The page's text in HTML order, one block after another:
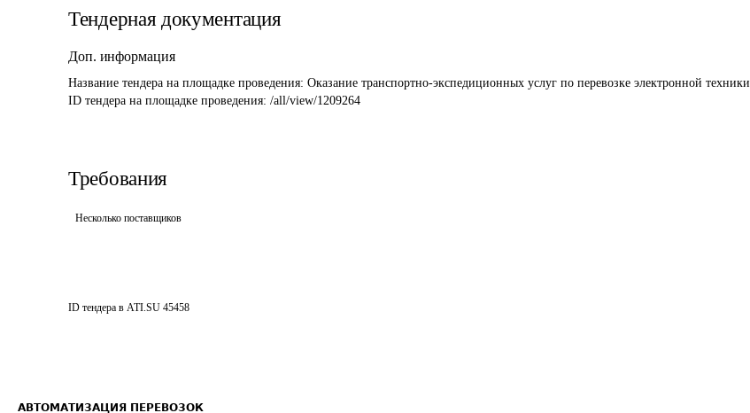
Тендерная документация
Доп. информация
Название тендера на площадке проведения: Оказание транспортно-экспедиционных услуг по перевозке электронной техники
ID тендера на площадке проведения: /all/view/1209264
Требования
Несколько поставщиков
ID тендера в ATI.SU 45458
АВТОМАТИЗАЦИЯ ПЕРЕВОЗОК